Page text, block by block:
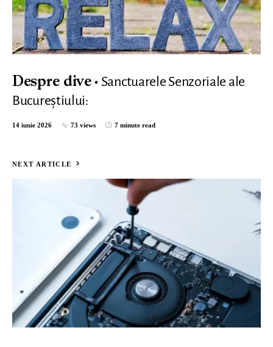
Despre dive
Sanctuarele Senzoriale ale
Bucureștiului:
14 iunie 2026 73 views 7 minute read
NEXT ARTICLE